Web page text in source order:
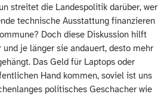
streitet die Landespolitik darüber, wer
technische Ausstattung finanzieren
Doch diese Diskussion hilft
je länger sie andauert, desto mehr
Das Geld für Laptops oder
Hand kommen, soviel ist uns
politisches Geschacher wie